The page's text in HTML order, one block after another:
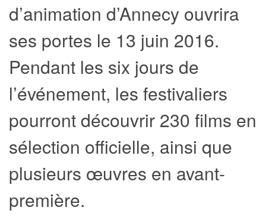
d’animation d’Annecy ouvrira
ses portes le 13 juin 2016.
Pendant les six jours de
l’événement, les festivaliers
pourront découvrir 230 films en
sélection officielle, ainsi que
plusieurs œuvres en avant-
première.